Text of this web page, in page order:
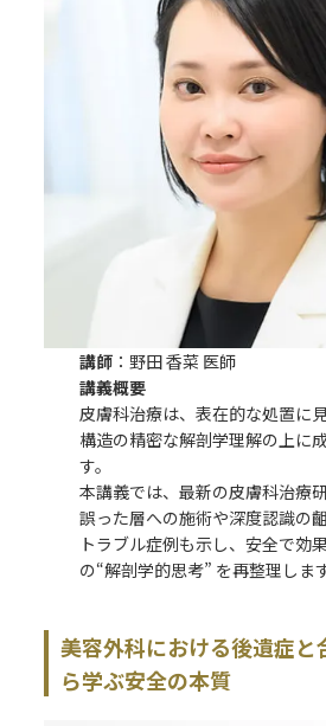
講師 ：野田 香菜 医師
講義概要
皮膚科治療は、表在的な処置に
構造の精密な解剖学理解の上に
す。
本講義では、最新の皮膚科治療
誤った層への施術や深度認識の
トラブル症例も示し、安全で効
の“解剖学的思考” を再整理します
美容外科における後遺症と
ら学ぶ安全の本質